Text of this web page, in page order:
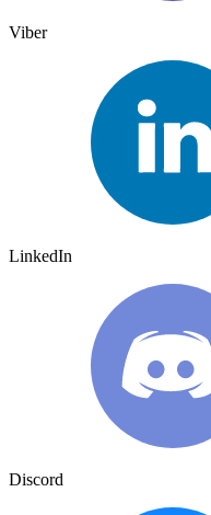
Viber
LinkedIn
Discord